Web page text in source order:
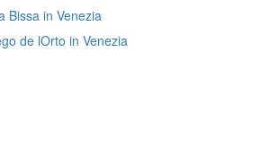
Bissa in Venezia
de lOrto in Venezia